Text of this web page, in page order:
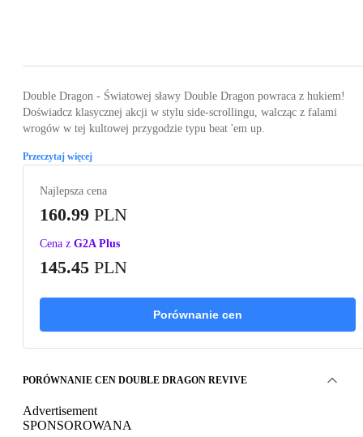
Double Dragon - Światowej sławy Double Dragon powraca z hukiem!
Doświadcz klasycznej akcji w stylu side-scrollingu, walcząc z falami
wrogów w tej kultowej przygodzie typu beat 'em up.
Przeczytaj więcej
Najlepsza cena
160.99 PLN
Cena z G2A Plus
145.45 PLN
Porównanie cen
PORÓWNANIE CEN DOUBLE DRAGON REVIVE
Advertisement
SPONSOROWANA